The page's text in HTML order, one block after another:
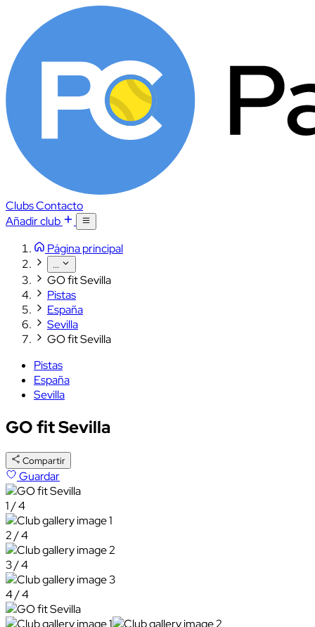
ClubsContacto
Añadir club
Página principal
...
GO fit Sevilla
Pistas
España
Sevilla
GO fit Sevilla
Pistas
España
Sevilla
GO fit Sevilla
Compartir
Guardar
1 / 4
2 / 4
3 / 4
4 / 4